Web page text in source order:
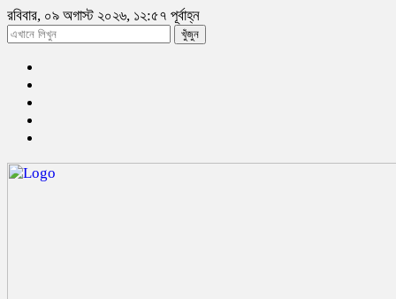
রবিবার, ০৯ অগাস্ট ২০২৬, ১২:৫৭ পূর্বাহ্ন
খুঁজুন